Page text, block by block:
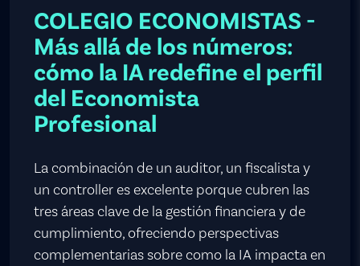
COLEGIO ECONOMISTAS -
Más allá de los números:
cómo la IA redefine el perfil
del Economista
Profesional
La combinación de un auditor, un fiscalista y
un controller es excelente porque cubren las
tres áreas clave de la gestión financiera y de
cumplimiento, ofreciendo perspectivas
complementarias sobre como la IA impacta en